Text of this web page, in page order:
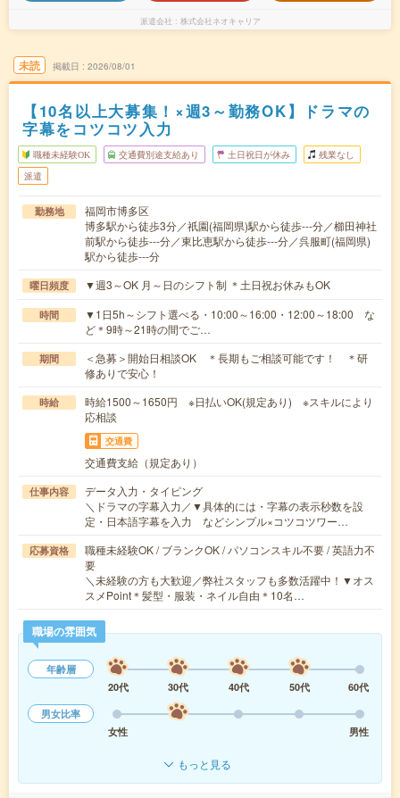
派遣会社 株式会社ネオキャリア
未読 掲載日 2026/08/01
【10名以上大募集！×週3～勤務OK】ドラマの
字幕をコツコツ入力
職種未経験OK 交通費別途支給あり 土日祝日が休み 残業なし
派遣
勤務地
福岡市博多区
博多駅から徒歩3分／祇園(福岡県)駅から徒歩---分／櫛田神社
前駅から徒歩---分／東比恵駅から徒歩---分／呉服町(福岡県)
駅から徒歩---分
曜日頻度 ▼週3～OK 月～日のシフト制 ＊土日祝お休みもOK
時間
▼1日5h～シフト選べる・10:00～16:00・12:00～18:00 な
ど＊9時～21時の間でご…
期間
＜急募＞開始日相談OK ＊長期もご相談可能です！ ＊研
修ありで安心！
時給
時給1500～1650円 ※日払いOK(規定あり) ※スキルにより
応相談
交通費
交通費支給（規定あり）
仕事内容
データ入力・タイピング
＼ドラマの字幕入力／▼具体的には・字幕の表示秒数を設
定・日本語字幕を入力 などシンプル×コツコツワー…
応募資格
職種未経験OK / ブランクOK / パソコンスキル不要 / 英語力不
要
＼未経験の方も大歓迎／弊社スタッフも多数活躍中！▼オス
スメPoint＊髪型・服装・ネイル自由＊10名…
職場の雰囲気
年齢層
20代
30代 40代 50代
60代
男女比率
女性
男性
もっと見る